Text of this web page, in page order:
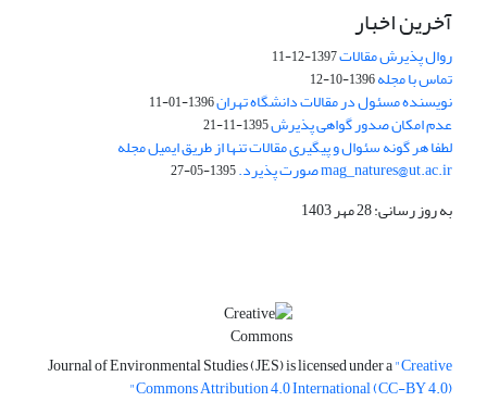
آخرین اخبار
روال پذیرش مقالات1397-12-11
تماس با مجله1396-10-12
نویسنده مسئول در مقالات دانشگاه تهران1396-01-11
عدم امکان صدور گواهی پذیرش1395-11-21
لطفا هر گونه سئوال و پیگیری مقالات تنها از طریق ایمیل مجله
mag_natures@ut.ac.ir صورت پذیرد. 1395-05-27
به روز رسانی: 28 مهر 1403
Journal of Environmental Studies (JES) is licensed under a"Creative
Commons Attribution 4.0 International (CC-BY 4.0)"